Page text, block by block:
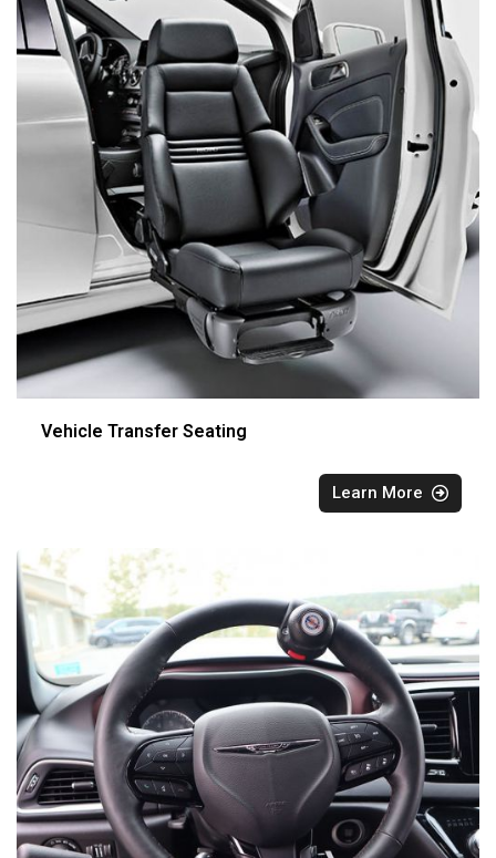
Vehicle Transfer Seating
Learn More